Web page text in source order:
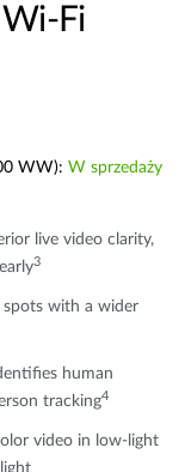
Fi
WW): W sprzedaży
live video clarity,
3
spots with a wider
human
tracking4
video in low-light